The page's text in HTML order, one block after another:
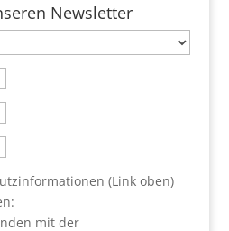
Newsletter
(Link oben)
mit der